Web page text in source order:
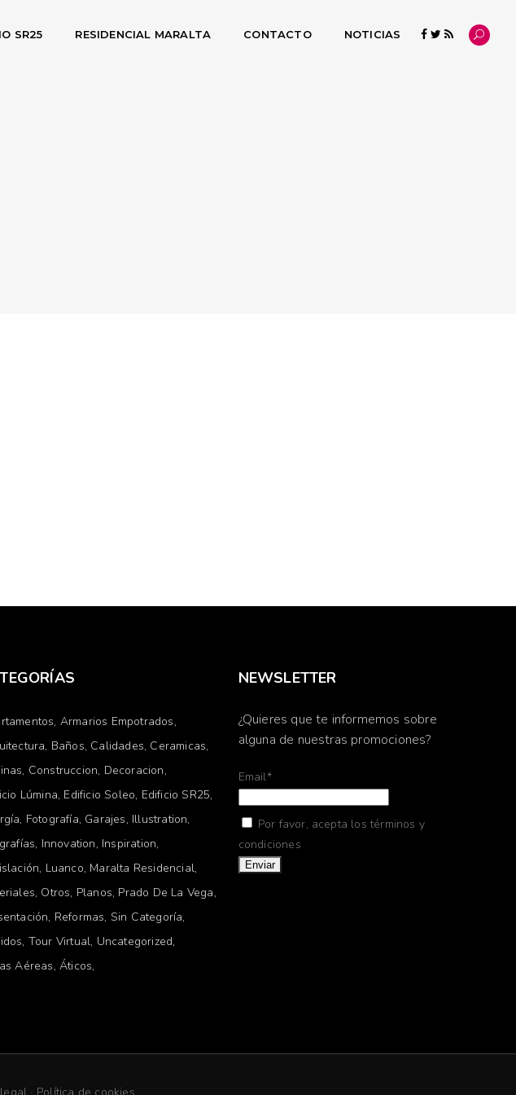
SR25 RESIDENCIAL MARALTA CONTACTO NOTICIAS
Armarios Empotrados
Baños Calidades Ceramicas
Construccion Decoracion
Lúmina Edificio Soleo Edificio SR25
Fotografía Garajes Illustration
Innovation Inspiration
Luanco Maralta Residencial
Otros Planos Prado De La Vega
Reformas Sin Categoría
Tour Virtual Uncategorized
Aéreas Áticos
NEWSLETTER
¿Quieres que te informemos sobre
alguna de nuestras promociones?
Email*
Por favor, acepta los términos y
condiciones